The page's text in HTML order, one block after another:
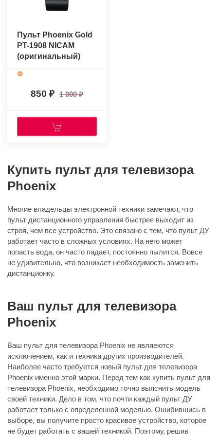
Пульт Phoenix Gold
PT-1908 NICAM
(оригинальный)
850 1 000
Купить пульт для телевизора
Phoenix
Многие владельцы электронной техники замечают, что
пульт дистанционного управления быстрее выходит из
строя, чем все устройство. Это связано с тем, что пульт ДУ
работает часто в сложных условиях. На него может
попасть вода, он часто падает, постоянно пылится. Вовсе
не удивительно, что возникает необходимость заменить
дистанционку.
Ваш пульт для телевизора
Phoenix
Ваш пульт для телевизора Phoenix не являеются
исключением, как и техника других производителей.
Наиболее часто требуется новый пульт для телевизора
Phoenix именно этой марки. Перед тем как купить пульт для
телевизора Phoenix, необходимо точно выяснить модель
своей техники. Дело в том, что почти каждый пульт ДУ
работает только с определенной моделью. Ошибившись в
выборе, вы получите просто красивое устройство, которое
не будет работать с вашей техникой. Поэтому, решив